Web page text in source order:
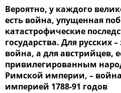
Вероятно, у каждого
есть война, упущенная
катастрофические
государства. Для русских
война, а для австрийцев,
привилегированным
Римской империи, –
империей 1788-91 годов